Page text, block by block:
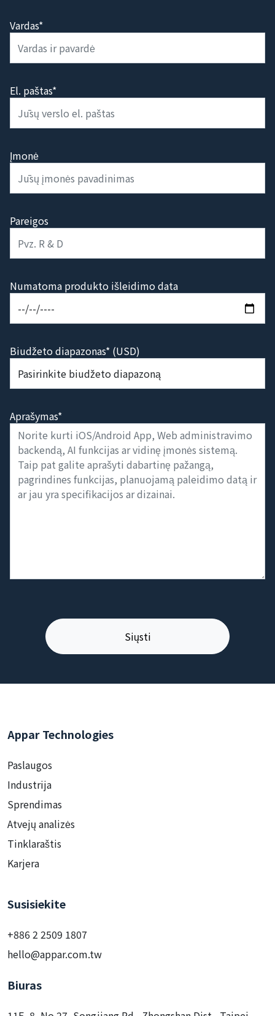
Vardas*
El. paštas*
Įmonė
Pareigos
Numatoma produkto išleidimo data
Biudžeto diapazonas* (USD)
Aprašymas*
Appar Technologies
Paslaugos
Industrija
Sprendimas
Atvejų analizės
Tinklaraštis
Karjera
Susisiekite
+886 2 2509 1807
hello@appar.com.tw
Biuras